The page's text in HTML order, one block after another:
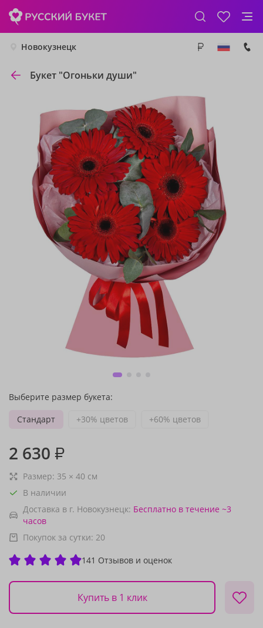
Новокузнецк
Букет "Огоньки души"
Выберите размер букета:
Стандарт
+30% цветов +60% цветов
2 630 ₽
Размер: 35 × 40 см
В наличии
Доставка в г. Новокузнецк: Бесплатно в течение ~3
часов
Покупок за сутки: 20
141 Отзывов и оценок
Купить в 1 клик